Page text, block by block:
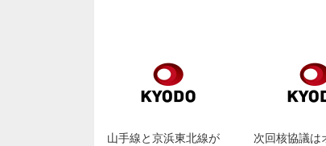
山手線と京浜東北線が
次回核協議は